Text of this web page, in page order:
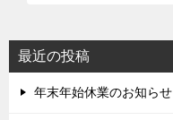
最近の投稿
年末年始休業のお知らせ